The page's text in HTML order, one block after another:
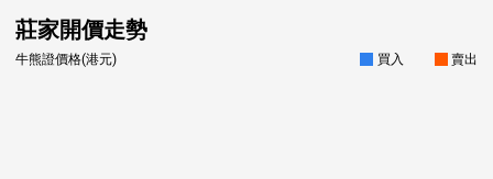
莊家開價走勢
牛熊證價格(港元) 買入 賣出